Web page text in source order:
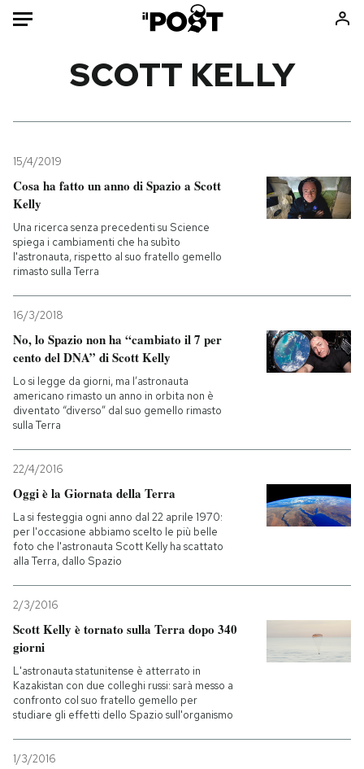
Mondo
Politica
Internet
Scienza
Cultura
Economia
Consumismi
Ok Boomer!
Media
Altrecose
PODCAST
NEWSLETTER
I MIEI PREFERITI
SHOP
CALENDARIO
AREA PERSONALE
Entra
SCOTT KELLY
15/4/2019
Cosa ha fatto un anno di Spazio a Scott
Kelly
Una ricerca senza precedenti su Science
spiega i cambiamenti che ha subìto
l'astronauta, rispetto al suo fratello gemello
rimasto sulla Terra
16/3/2018
No, lo Spazio non ha “cambiato il 7 per
cento del DNA” di Scott Kelly
Lo si legge da giorni, ma l’astronauta
americano rimasto un anno in orbita non è
diventato “diverso” dal suo gemello rimasto
sulla Terra
22/4/2016
Oggi è la Giornata della Terra
La si festeggia ogni anno dal 22 aprile 1970:
per l'occasione abbiamo scelto le più belle
foto che l'astronauta Scott Kelly ha scattato
alla Terra, dallo Spazio
2/3/2016
Scott Kelly è tornato sulla Terra dopo 340
giorni
L'astronauta statunitense è atterrato in
Kazakistan con due colleghi russi: sarà messo a
confronto col suo fratello gemello per
studiare gli effetti dello Spazio sull'organismo
1/3/2016